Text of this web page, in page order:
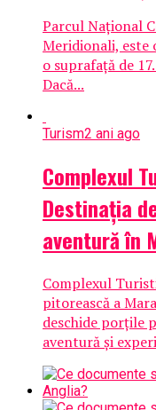
Parcul Național
Meridionali, este
o suprafață de
Dacă...
Turism2 ani ago
Complexul
Destinația
aventură în
Complexul
pitorească a
deschide porțile
aventură și